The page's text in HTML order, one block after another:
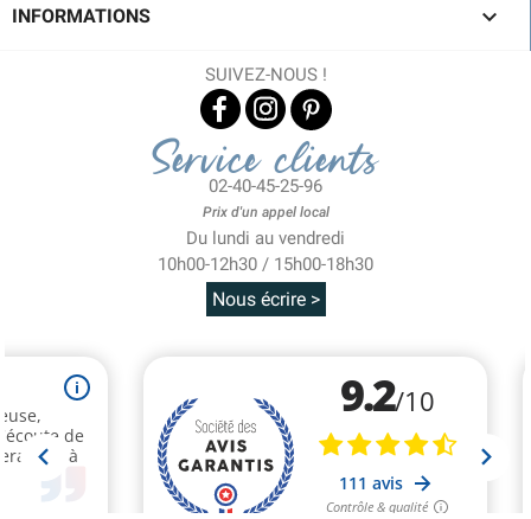
INFORMATIONS 
SUIVEZ-NOUS !
Service clients
02-40-45-25-96
Prix d'un appel local
Du lundi au vendredi
10h00-12h30 / 15h00-18h30
Nous écrire >